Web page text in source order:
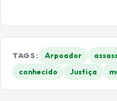
TAGS: Arpoador
conhecido
Justiça